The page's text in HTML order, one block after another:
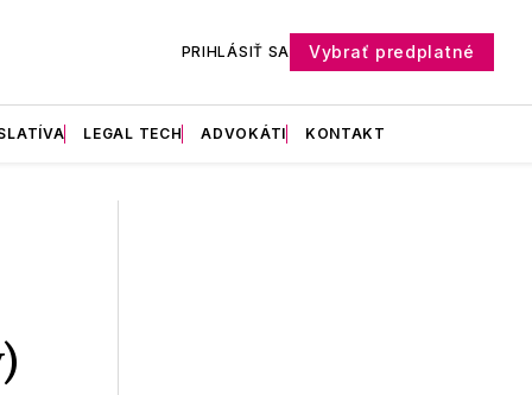
PRIHLÁSIŤ SA Vybrať predplatné
LEGAL TECH ADVOKÁTI KONTAKT